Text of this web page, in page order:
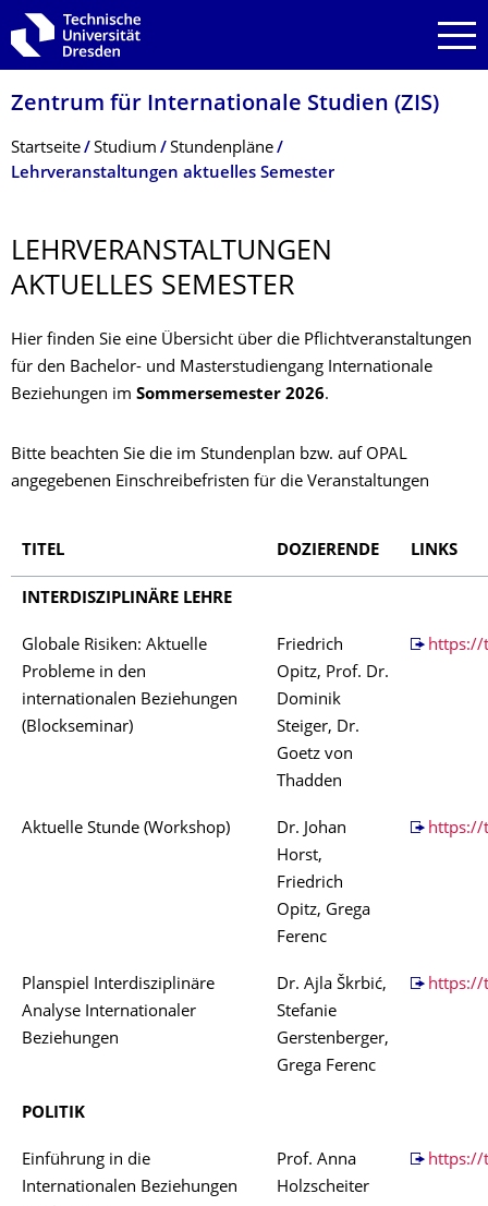
Zur Hauptnavigation springen
Zur Suche springen
Zum Inhalt springen
Zentrum für Internationale Studien (ZIS)
Breadcrumb-Menü
Startseite Studium
Stundenpläne
Lehrveranstaltungen aktuelles Semester
LEHRVERANSTAL­TUNGEN
AKTUELLES SEMESTER
Hier finden Sie eine Übersicht über die Pflichtveranstaltungen
für den Bachelor- und Masterstudiengang Internationale
Beziehungen im Sommersemester 2026.
Bitte beachten Sie die im Stundenplan bzw. auf OPAL
angegebenen Einschreibefristen für die Veranstaltungen
TITEL DOZIERENDE LINKS
INTERDISZIPLINÄRE LEHRE
Globale Risiken: Aktuelle
Probleme in den
internationalen Beziehungen
(Blockseminar)
Friedrich
Opitz, Prof. Dr.
Dominik
Steiger, Dr.
Goetz von
Thadden
https://
Aktuelle Stunde (Workshop)
Dr. Johan
Horst,
Friedrich
Opitz, Grega
Ferenc
https://
Planspiel Interdisziplinäre
Analyse Internationaler
Beziehungen
Dr. Ajla Škrbić,
Stefanie
Gerstenberger,
Grega Ferenc
https://
POLITIK
Einführung in die
Internationalen Beziehungen
Prof. Anna
Holzscheiter
https://